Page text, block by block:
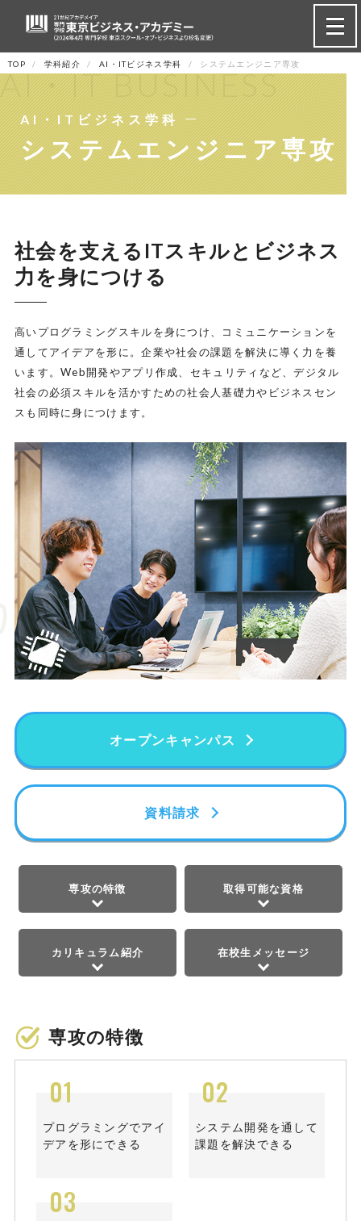
TOP 学科紹介 AI・ITビジネス学科 システムエンジニア専攻
AI・IT BUSINESS
AI・ITビジネス学科
システムエンジニア専攻
社会を支えるITスキルとビジネス
力を身につける
高いプログラミングスキルを身につけ、コミュニケーションを
通してアイデアを形に。企業や社会の課題を解決に導く力を養
います。Web開発やアプリ作成、セキュリティなど、デジタル
社会の必須スキルを活かすための社会人基礎力やビジネスセン
スも同時に身につけます。
オープンキャンパス
資料請求
専攻の特徴 取得可能な資格
カリキュラム紹介 在校生メッセージ
専攻の特徴
01
プログラミングでアイ
デアを形にできる
02
システム開発を通して
課題を解決できる
03